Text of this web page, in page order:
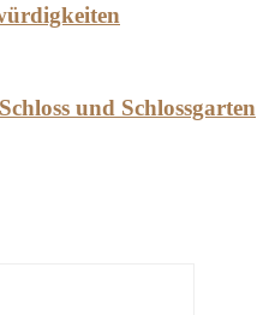
und Schlossgarten